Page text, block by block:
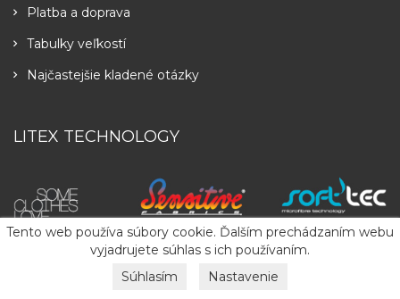
Tento web používa súbory cookie. Ďalším prechádzaním webu
vyjadrujete súhlas s ich používaním.
Súhlasím
Nastavenie
Platba a doprava
Tabulky veľkostí
Najčastejšie kladené otázky
LITEX TECHNOLOGY